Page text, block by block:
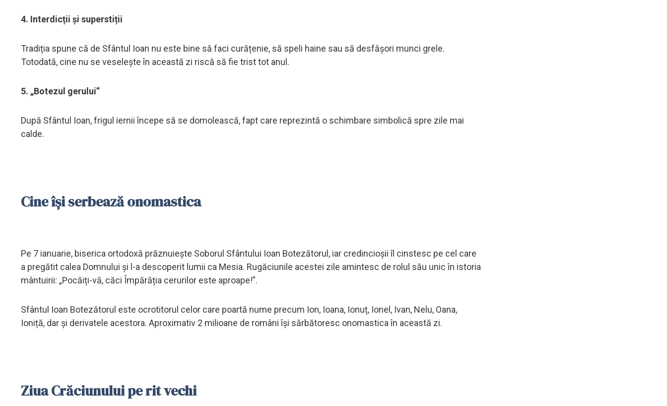
4. Interdicții și superstiții
Tradiția spune că de Sfântul Ioan nu este bine să faci curățenie, să speli haine sau să desfășori munci grele.
Totodată, cine nu se veselește în această zi riscă să fie trist tot anul.
5. „Botezul gerului”
După Sfântul Ioan, frigul iernii începe să se domolească, fapt care reprezintă o schimbare simbolică spre zile mai
calde.
Cine își serbează onomastica
Pe 7 ianuarie, biserica ortodoxă prăznuiește Soborul Sfântului Ioan Botezătorul, iar credincioșii îl cinstesc pe cel care
a pregătit calea Domnului și l-a descoperit lumii ca Mesia. Rugăciunile acestei zile amintesc de rolul său unic în istoria
mântuirii: „Pocăiți-vă, căci Împărăția cerurilor este aproape!”.
Sfântul Ioan Botezătorul este ocrotitorul celor care poartă nume precum Ion, Ioana, Ionuț, Ionel, Ivan, Nelu, Oana,
Ioniță, dar și derivatele acestora. Aproximativ 2 milioane de români își sărbătoresc onomastica în această zi.
Ziua Crăciunului pe rit vechi